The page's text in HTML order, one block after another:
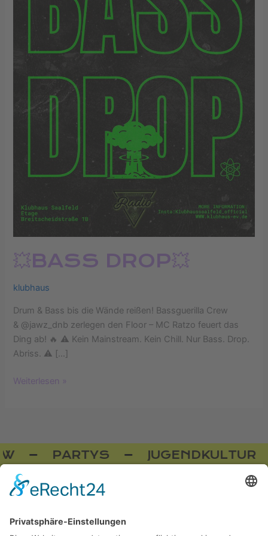
💥BASS DROP💥
klubhaus
Drum & Bass bis die Wände reißen! Bassguerilla Crew
& @jawz_dnb zerlegen den Floor – MC Ratzo feuert das
Ding ab! 🔥 ⚠️ Kein Mainstream. Kein Chill. Nur Bass. Drop.
Abriss. ⚠️ […]
Weiterlesen »
PARTYS JUGENDKULTUR